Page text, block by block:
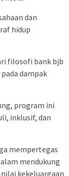
dan
hidup
filosofi bank bjb
dampak
program ini
inklusif, dan
mempertegas
mendukung
kekeluargaan